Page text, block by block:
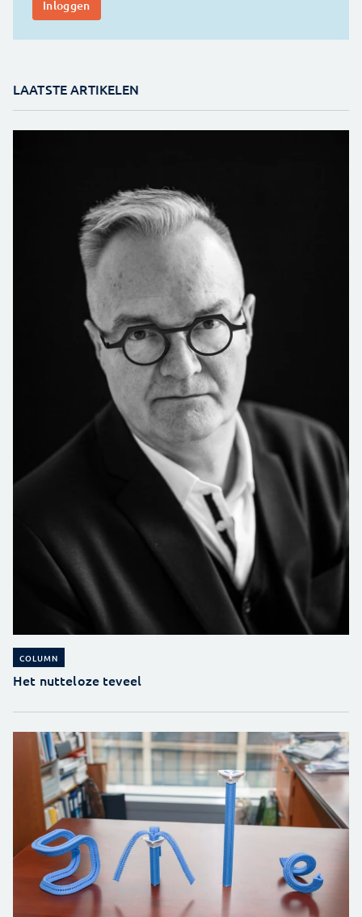
LAATSTE ARTIKELEN
COLUMN
Het nutteloze teveel